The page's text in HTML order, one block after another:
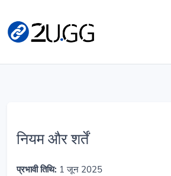
नियम और शर्तें
प्रभावी तिथि: 1 जून 2025